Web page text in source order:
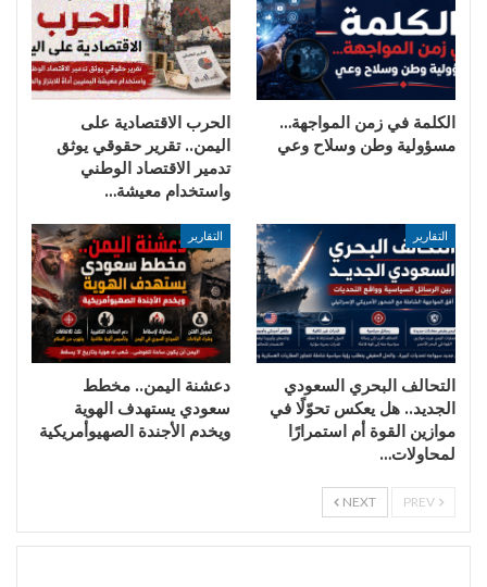
الكلمة في زمن المواجهة…
مسؤولية وطن وسلاح وعي
الحرب الاقتصادية على
اليمن.. تقرير حقوقي يوثق
تدمير الاقتصاد الوطني
واستخدام معيشة…
التقارير
التحالف البحري السعودي
الجديد.. هل يعكس تحوّلًا في
موازين القوة أم استمرارًا
لمحاولات…
التقارير
دعشنة اليمن.. مخطط
سعودي يستهدف الهوية
ويخدم الأجندة الصهيوأمريكية
NEXT